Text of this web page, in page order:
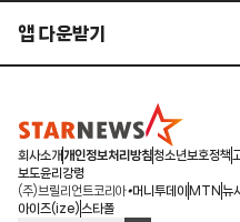
앱 다운받기
STARPOLL
회사소개 개인정보처리방침청소년보호정책
보도윤리강령
(주)브릴리언트코리아 머니투데이 MTN 뉴
아이즈(ize) 스타폴